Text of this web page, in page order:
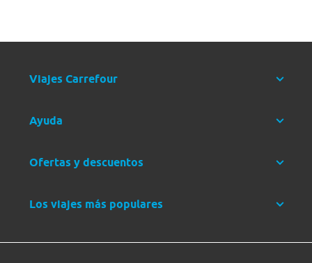
Viajes Carrefour
Ayuda
Ofertas y descuentos
Los viajes más populares